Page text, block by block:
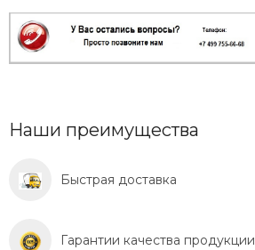
Наши преимущества
Быстрая доставка
Гарантии качества продукции